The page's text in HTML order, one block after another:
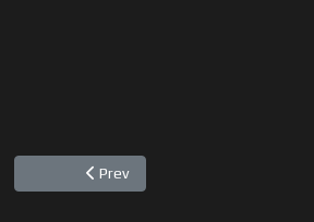
Previous article: Lehel Pal, Romania
Prev